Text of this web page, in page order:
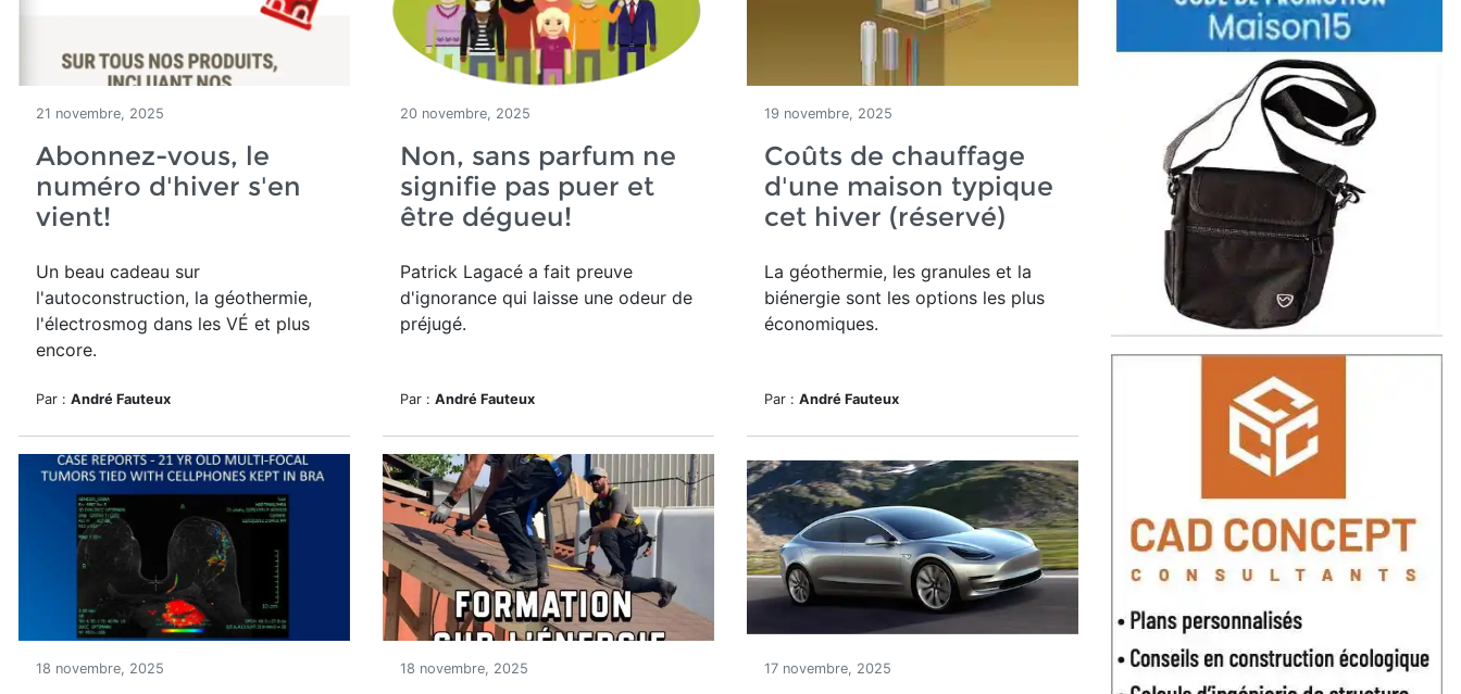
21 novembre, 2025
Abonnez-vous, le
numéro d'hiver s'en
vient!
Un beau cadeau sur
l'autoconstruction, la géothermie,
l'électrosmog dans les VÉ et plus
encore.
Par : André Fauteux
20 novembre, 2025
Non, sans parfum ne
signifie pas puer et
être dégueu!
Patrick Lagacé a fait preuve
d'ignorance qui laisse une odeur de
préjugé.
Par : André Fauteux
19 novembre, 2025
Coûts de chauffage
d'une maison typique
cet hiver (réservé)
La géothermie, les granules et la
biénergie sont les options les plus
économiques.
Par : André Fauteux
18 novembre, 2025 18 novembre, 2025 17 novembre, 2025